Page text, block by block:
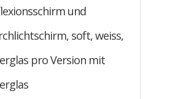
und
soft, weiss,
pro Version mit